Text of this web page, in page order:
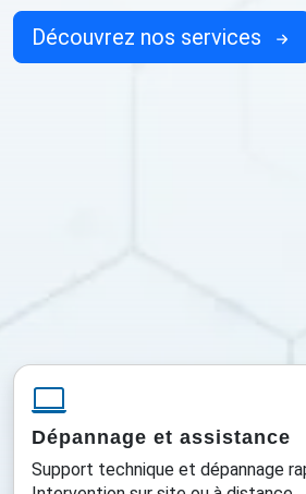
Découvrez nos services
Dépannage et assistance
Support technique et dépannage